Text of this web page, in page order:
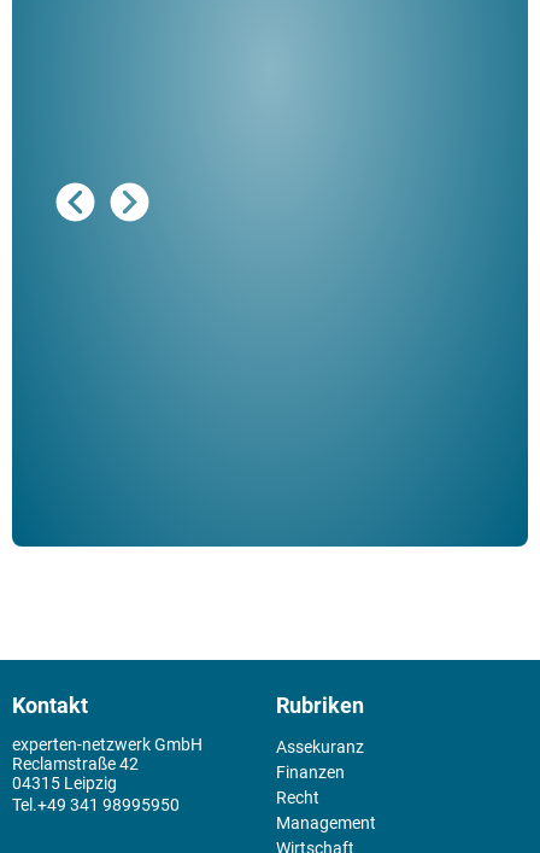
Kontakt
experten-netzwerk GmbH
Reclamstraße 42
04315 Leipzig
+49 341 98995950
Rubriken
Assekuranz
Finanzen
Recht
Management
Wirtschaft